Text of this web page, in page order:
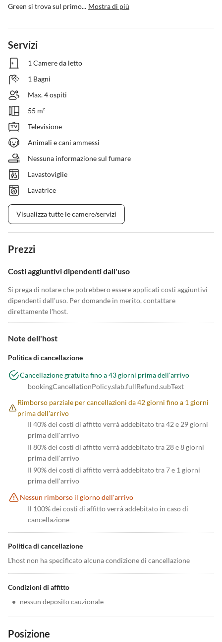
Green si trova sul primo... Mostra di più
Servizi
1 Camere da letto
1 Bagni
Max. 4 ospiti
55 m²
Televisione
Animali e cani ammessi
Nessuna informazione sul fumare
Lavastoviglie
Lavatrice
Visualizza tutte le camere/servizi
Prezzi
Costi aggiuntivi dipendenti dall'uso
Si prega di notare che potrebbero essere applicati costi aggiuntivi
dipendenti dall'uso. Per domande in merito, contattare
direttamente l'host.
Note dell'host
Politica di cancellazione
Cancellazione gratuita fino a 43 giorni prima dell'arrivo
bookingCancellationPolicy.slab.fullRefund.subText
Rimborso parziale per cancellazioni da 42 giorni fino a 1 giorni
prima dell'arrivo
Il 40% dei costi di affitto verrà addebitato tra 42 e 29 giorni
prima dell'arrivo
Il 80% dei costi di affitto verrà addebitato tra 28 e 8 giorni
prima dell'arrivo
Il 90% dei costi di affitto verrà addebitato tra 7 e 1 giorni
prima dell'arrivo
Nessun rimborso il giorno dell'arrivo
Il 100% dei costi di affitto verrà addebitato in caso di
cancellazione
Politica di cancellazione
L'host non ha specificato alcuna condizione di cancellazione
Condizioni di affitto
• nessun deposito cauzionale
Posizione